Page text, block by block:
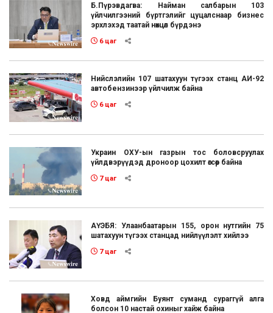
Б.Пүрэвдагва: Найман салбарын 103
үйлчилгээний бүртгэлийг цуцалснаар бизнес
эрхлэхэд таатай нөхцөл бүрдэнэ
6 цаг
Нийслэлийн 107 шатахуун түгээх станц АИ-92
автобензинээр үйлчилж байна
6 цаг
Украин ОХУ-ын газрын тос боловсруулах
үйлдвэрүүдэд дроноор цохилт өгсөөр байна
7 цаг
АҮЭБЯ: Улаанбаатарын 155, орон нутгийн 75
шатахуун түгээх станцад нийлүүлэлт хийлээ
7 цаг
Ховд аймгийн Буянт суманд сураггүй алга
болсон 10 настай охиныг хайж байна